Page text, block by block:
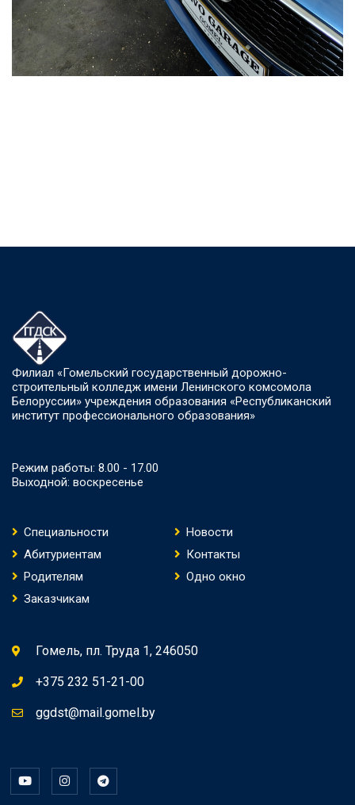
Филиал «Гомельский государственный дорожно-
строительный колледж имени Ленинского комсомола
Белоруссии» учреждения образования «Республиканский
институт профессионального образования»
Режим работы: 8.00 - 17.00
Выходной: воскресенье
Специальности
Новости
Абитуриентам
Контакты
Родителям
Одно окно
Заказчикам
Гомель, пл. Труда 1, 246050
+375 232 51-21-00
ggdst@mail.gomel.by